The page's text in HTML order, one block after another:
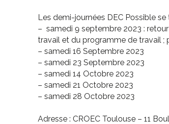
Les demi-journées DEC Possible se
– samedi 9 septembre 2023 : retour
travail et du programme de travail ;
– samedi 16 Septembre 2023
– samedi 23 Septembre 2023
– samedi 14 Octobre 2023
– samedi 21 Octobre 2023
– samedi 28 Octobre 2023
Adresse : CROEC Toulouse – 11